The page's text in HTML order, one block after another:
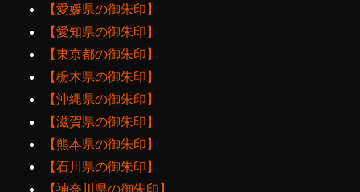
【愛媛県の御朱印】
【愛知県の御朱印】
【東京都の御朱印】
【栃木県の御朱印】
【沖縄県の御朱印】
【滋賀県の御朱印】
【熊本県の御朱印】
【石川県の御朱印】